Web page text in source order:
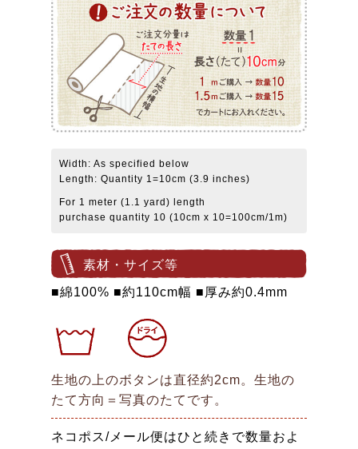
Width: As specified below
Length: Quantity 1=10cm (3.9 inches)
For 1 meter (1.1 yard) length
purchase quantity 10 (10cm x 10=100cm/1m)
素材・サイズ等
■綿100% ■約110cm幅 ■厚み約0.4mm
生地の上のボタンは直径約2cm。生地の
たて方向＝写真のたてです。
ネコポス/メール便はひと続きで数量およ